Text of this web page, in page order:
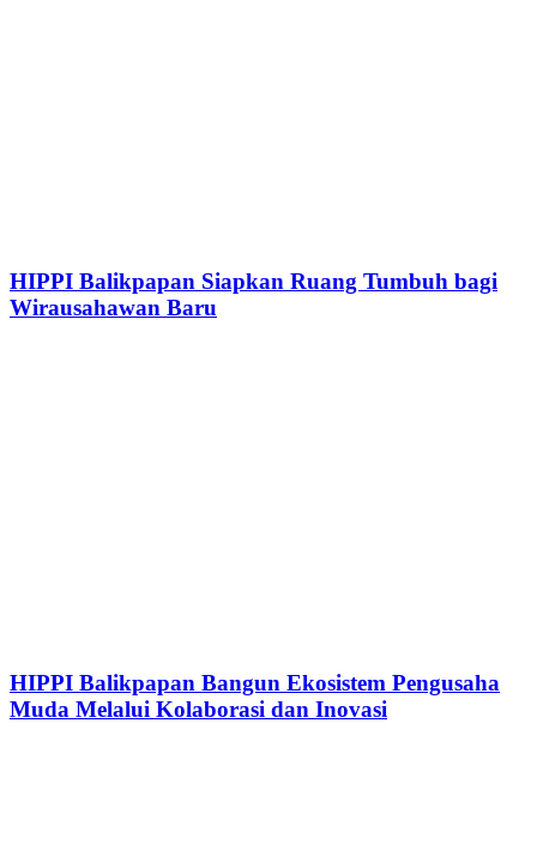
HIPPI Balikpapan Siapkan Ruang Tumbuh bagi
Wirausahawan Baru
HIPPI Balikpapan Bangun Ekosistem Pengusaha
Muda Melalui Kolaborasi dan Inovasi